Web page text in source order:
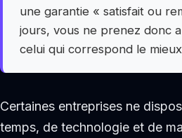
une garantie « satisfait ou
jours, vous ne prenez donc
celui qui correspond le
Certaines entreprises ne
temps, de technologie et de